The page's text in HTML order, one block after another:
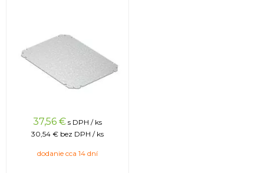
37,56 € s DPH / ks
30,54 € bez DPH / ks
dodanie cca 14 dní